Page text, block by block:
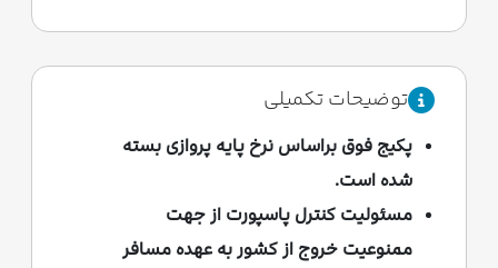
توضیحات تکمیلی
پکیج فوق براساس نرخ پایه پروازی بسته
شده است.
مسئولیت کنترل پاسپورت از جهت
ممنوعیت خروج از کشور به عهده مسافر